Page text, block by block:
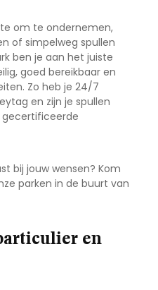
om te ondernemen,
of simpelweg spullen
ben je aan het juiste
goed bereikbaar en
Zo heb je 24/7
en zijn je spullen
gecertificeerde
bij jouw wensen? Kom
parken in de buurt van
en